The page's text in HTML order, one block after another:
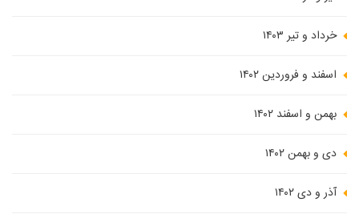
خرداد و تیر ۱۴۰۳
اسفند و فروردین ۱۴۰۲
بهمن و اسفند ۱۴۰۲
دی و بهمن ۱۴۰۲
آذر و دی ۱۴۰۲